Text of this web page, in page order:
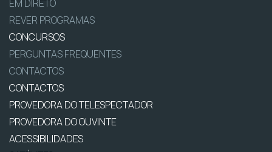
EM DIRETO
REVER PROGRAMAS
CONCURSOS
PERGUNTAS FREQUENTES
CONTACTOS
CONTACTOS
PROVEDORA DO TELESPECTADOR
PROVEDORA DO OUVINTE
ACESSIBILIDADES